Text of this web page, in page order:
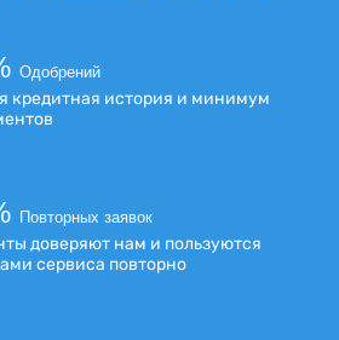
Одобрений
кредитная история и минимум
Повторных заявок
доверяют нам и пользуются
сервиса повторно